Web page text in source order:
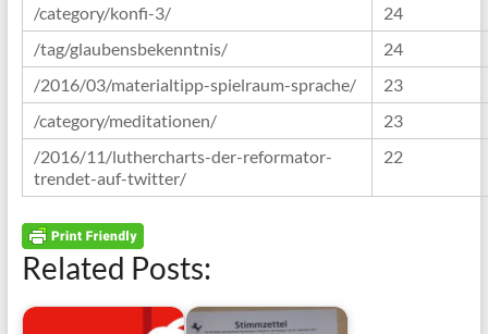
/category/konfi-3/
24
/tag/glaubensbekenntnis/
24
/2016/03/materialtipp-spielraum-sprache/
23
/category/meditationen/
23
/2016/11/luthercharts-der-reformator-
trendet-auf-twitter/
22
Related Posts: